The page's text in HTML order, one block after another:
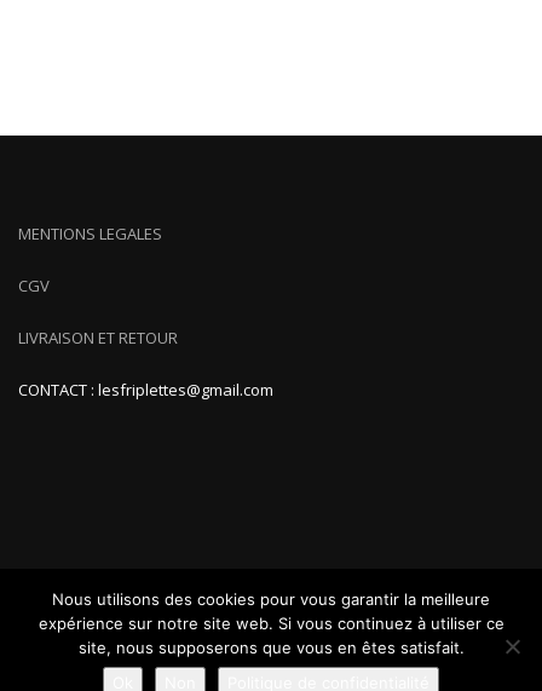
MENTIONS LEGALES
CGV
LIVRAISON ET RETOUR
CONTACT : lesfriplettes@gmail.com
ShopIslepropulsé parWordPress
Nous utilisons des cookies pour vous garantir la meilleure
expérience sur notre site web. Si vous continuez à utiliser ce
site, nous supposerons que vous en êtes satisfait.